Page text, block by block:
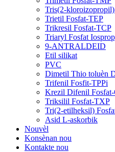
Tris(2-
Trietil Fosfat-TEP
Trikresil Fosfat-TCP
Triaryl Fosfat
9-ANTRALDEID
Etil silikat
PVC
Dimetil Thio toluèn
Trifenil Fosfit-TPPi
Krezil Difenil
Triksilil Fosfat-TXP
Tri(2-etilheksil)
Asid L-askorbik
Nouvèl
Konsènan nou
Kontakte nou